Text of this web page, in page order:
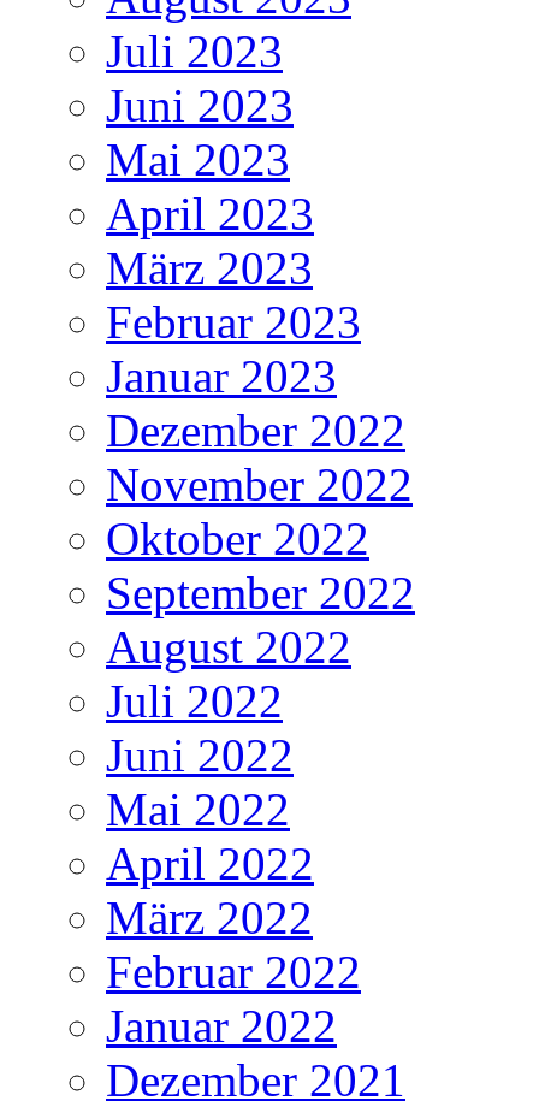
Juli 2023
Juni 2023
Mai 2023
April 2023
März 2023
Februar 2023
Januar 2023
Dezember 2022
November 2022
Oktober 2022
September 2022
August 2022
Juli 2022
Juni 2022
Mai 2022
April 2022
März 2022
Februar 2022
Januar 2022
Dezember 2021